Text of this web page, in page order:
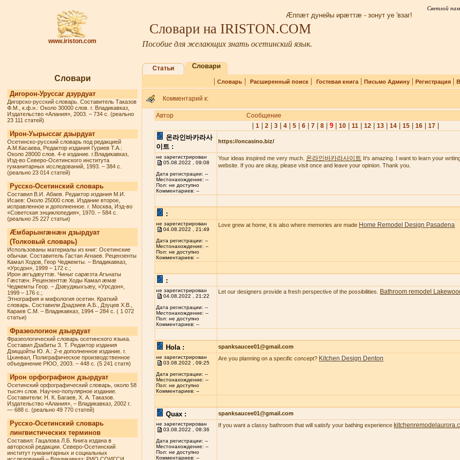
www.iriston.com
Светлой
Æппæт дунейы ирæттæ - зонут уе 'взаг!
Словари на IRISTON.COM
Пособие для желающих знать осетинский язык.
Словари
Дигорон-Уруссаг дзурдуат
Дигорско-русский словарь. Составитель Таказов
Ф.М., к.ф.н.: Около 30000 слов. г. Владикавказ,
Издательство «Алания», 2003. – 734 с. (реально
23 111 статей)
Ирон-Уырыссаг дзырдуат
Осетинско-русский словарь под редакцией
А.М.Касаева, Редактор издания Гуриев Т.А.:
Около 28000 слов. 4-е издание. г.Владикавказ,
Изд-во Северо-Осетинского института
гуманитарных исследований, 1993. – 384 с.
(реально 23 014 статей)
Русско-Осетинский словарь
Составил В.И. Абаев. Редактор издания М.И.
Исаев: Около 25000 слов. Издание второе,
исправленное и дополненное. г. Москва, Изд-во
«Советская энциклопедия», 1970. – 584 с.
(реально 25 227 статьи)
Æмбарынгæнæн дзырдуат
(Толковый словарь)
Использованы материалы из книг: Осетинские
обычаи. Составитель Гастан Агнаев. Рецензенты
Камал Ходов, Геор Чеджемты. – Владикавказ,
«Урсдон», 1999 – 172 с.;
Ирон æгъдæуттæ. Чиныг сарæзта Агънаты
Гæстæн. Рецензенттæ Ходы Камал æмæ
Чеджемты Геор. – Дзæуджыхъæу, «Урсдон»,
1999 – 176 с.;
Этнография и мифология осетин. Краткий
словарь. Составили Дзадзиев А.Б., Дзуцев Х.В.,
Караев С.М. – Владикавказ, 1994 – 284 с. ( 1 072
статьи)
Фразеологион дзырдуат
Фразеологический словарь осетинского языка.
Составил Дзабиты З. Т. Редактор издания
Дзиццойты Ю. А.: 2-е дополненное издание. г.
Цхинвал, Полиграфическое производственное
объединение РЮО, 2003. – 448 с. (5 241 статя)
Ирон орфографион дзырдуат
Осетинский орфографический словарь, около 58
тысяч слов. Научно-популярное издание.
Составители: Н. К. Багаев, Х. А. Таказов.
Издательство «Алания», – Владикавказ, 2002 г.
— 688 с. (реально 49 770 статей)
Русско-Осетинский словарь
лингвистических терминов
Составил: Гацалова Л.Б. Книга издана в
авторской редакции. Северо-Осетинский
институт гуманитарных и социальных
Статьи Словари
| Словарь| Расширенный поиск| Гостевая книга| Письмо Админу| Регистрация|
Комментарий к:
Автор Сообщение
1| 2| 3| 4| 5| 6| 7| 8| 9| 10| 11| 12| 13| 14| 15| 16| 17|
온라인바카라사
이트 :
https://oncasino.biz/
не зарегистрирован
05.08.2022 , 09:08
Дата регистрации: --
Местонахождение: --
Пол: не доступно
Комментариев: --
Your ideas inspired me very much. 온라인바카라사이트 It's amazing. I want to learn your
website. If you are okay, please visit once and leave your opinion. Thank you.
:
не зарегистрирован
04.08.2022 , 21:49
Дата регистрации: --
Местонахождение: --
Пол: не доступно
Комментариев: --
Love grew at home, it is also where memories are made Home Remodel Design Pasadena
:
не зарегистрирован
04.08.2022 , 21:22
Дата регистрации: --
Местонахождение: --
Пол: не доступно
Комментариев: --
Let our designers provide a fresh perspective of the possibilities. Bathroom remodel
Hola : spanksaucee01@gmail.com
не зарегистрирован
03.08.2022 , 09:25
Дата регистрации: --
Местонахождение: --
Пол: не доступно
Комментариев: --
Are you planning on a specific concept? Kitchen Design Denton
Quax : spanksaucee01@gmail.com
не зарегистрирован
03.08.2022 , 08:36
Дата регистрации: --
Местонахождение: --
Пол: не доступно
Комментариев: --
If you want a classy bathroom that will satisfy your bathing experience